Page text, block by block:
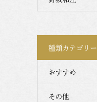
種類カテゴリー
おすすめ
その他